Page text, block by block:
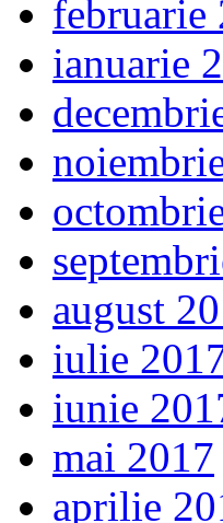
februarie
ianuarie
august
iulie
iunie
mai 2017
aprilie